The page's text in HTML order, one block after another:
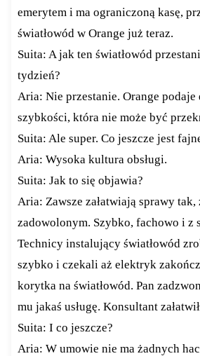
emerytem i ma ograniczoną kasę,
światłowód w Orange już teraz.
Suita: A jak ten światłowód
tydzień?
Aria: Nie przestanie. Orange podaje
szybkości, która nie może być
Suita: Ale super. Co jeszcze jest
Aria: Wysoka kultura obsługi.
Suita: Jak to się objawia?
Aria: Zawsze załatwiają sprawy tak,
zadowolonym. Szybko, fachowo i z
Technicy instalujący światłowód
szybko i czekali aż elektryk
korytka na światłowód. Pan
mu jakaś usługę. Konsultant
Suita: I co jeszcze?
Aria: W umowie nie ma żadnych